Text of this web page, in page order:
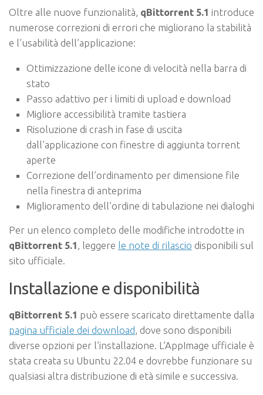
Oltre alle nuove funzionalità, qBittorrent 5.1 introduce
numerose correzioni di errori che migliorano la stabilità
e l’usabilità dell’applicazione:
Ottimizzazione delle icone di velocità nella barra di
stato
Passo adattivo per i limiti di upload e download
Migliore accessibilità tramite tastiera
Risoluzione di crash in fase di uscita
dall’applicazione con finestre di aggiunta torrent
aperte
Correzione dell’ordinamento per dimensione file
nella finestra di anteprima
Miglioramento dell’ordine di tabulazione nei dialoghi
Per un elenco completo delle modifiche introdotte in
qBittorrent 5.1
, leggere le note di rilascio disponibili sul
sito ufficiale.
Installazione e disponibilità
qBittorrent 5.1 può essere scaricato direttamente dalla
pagina ufficiale dei download, dove sono disponibili
diverse opzioni per l’installazione. L’AppImage ufficiale è
stata creata su Ubuntu 22.04 e dovrebbe funzionare su
qualsiasi altra distribuzione di età simile e successiva.